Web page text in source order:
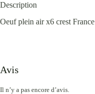
Description
Oeuf plein air x6 crest France
Avis
Il n’y a pas encore d’avis.